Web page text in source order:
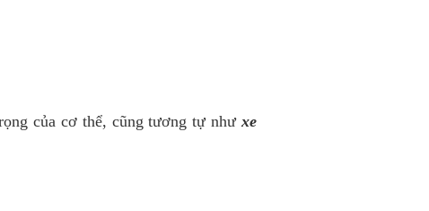
của cơ thể, cũng tương tự nhưxe